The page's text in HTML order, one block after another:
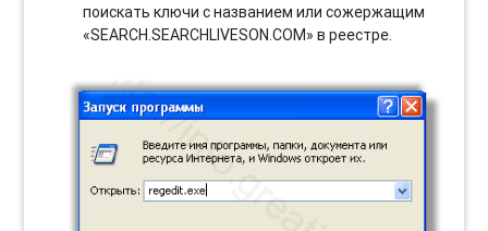
поискать ключи с названием или сожержащим
«SEARCH.SEARCHLIVESON.COM» в реестре.